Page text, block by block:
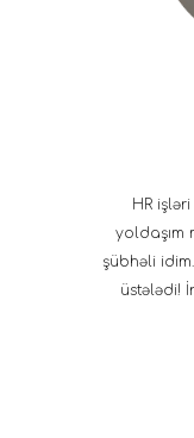
HR
yoldaşım
şübhəli
üstələdi!